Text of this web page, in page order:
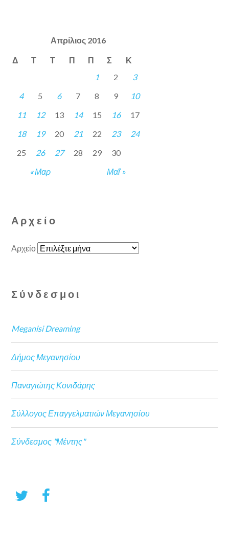
Απρίλιος 2016
Δ Τ Τ Π Π Σ Κ
« Μαρ Μαΐ »
1 2
3
4
5 6 7 8 9
10
11
12 13 14 15 16
17
18
19 20 21 22 23
24
25
26 27 28 29 30
Αρχείο
Αρχείο
Σύνδεσμοι
Meganisi Dreaming
Δήμος Μεγανησίου
Παναγιώτης Κονιδάρης
Σύλλογος Επαγγελματιών Μεγανησίου
Σύνδεσμος "Μέντης"